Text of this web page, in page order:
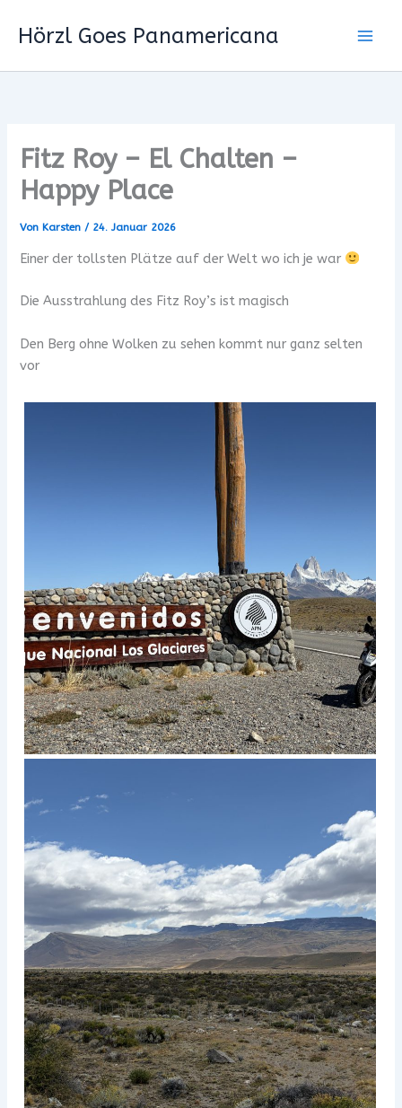
InhaltHörzl Goes Panamericana
Fitz Roy – El Chalten –
Happy Place
Von Karsten/ 24. Januar 2026
Einer der tollsten Plätze auf der Welt wo ich je war
Die Ausstrahlung des Fitz Roy’s ist magisch
Den Berg ohne Wolken zu sehen kommt nur ganz selten
vor